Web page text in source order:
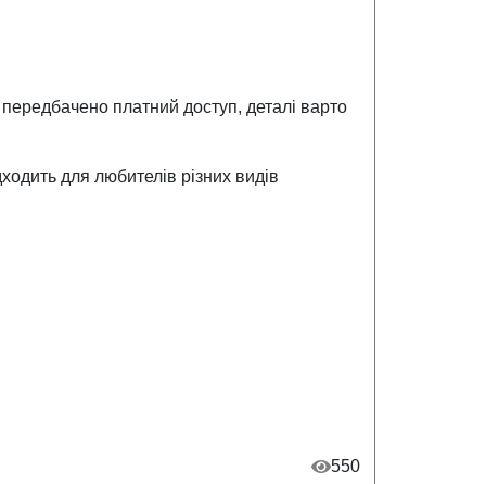
платний доступ, деталі варто
для любителів різних видів
550